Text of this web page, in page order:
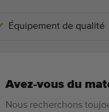
Équipement de qualité
Avez-vous du
Nous recherchons